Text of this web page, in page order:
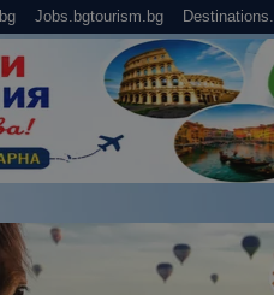
Jobs.bgtourism.bg